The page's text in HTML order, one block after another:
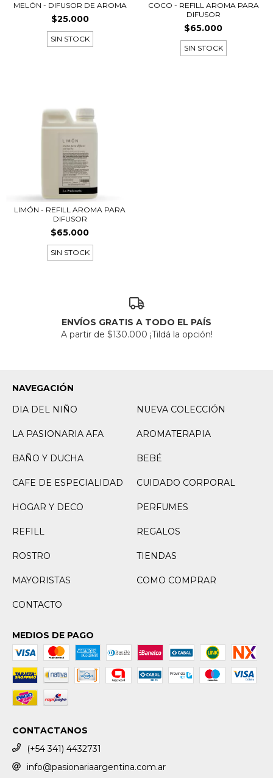
MELÓN - DIFUSOR DE AROMA
$25.000
SIN STOCK
COCO - REFILL AROMA PARA
DIFUSOR
$65.000
SIN STOCK
LIMÓN - REFILL AROMA PARA
DIFUSOR
$65.000
SIN STOCK
ENVÍOS GRATIS A TODO EL PAÍS
A partir de $130.000 ¡Tildá la opción!
NAVEGACIÓN
DIA DEL NIÑO
NUEVA COLECCIÓN
LA PASIONARIA AFA AROMATERAPIA
BAÑO Y DUCHA BEBÉ
CAFE DE ESPECIALIDAD CUIDADO CORPORAL
HOGAR Y DECO PERFUMES
REFILL REGALOS
ROSTRO TIENDAS
MAYORISTAS COMO COMPRAR
CONTACTO
MEDIOS DE PAGO
CONTACTANOS
(+54 341) 4432731
info@pasionariaargentina.com.ar